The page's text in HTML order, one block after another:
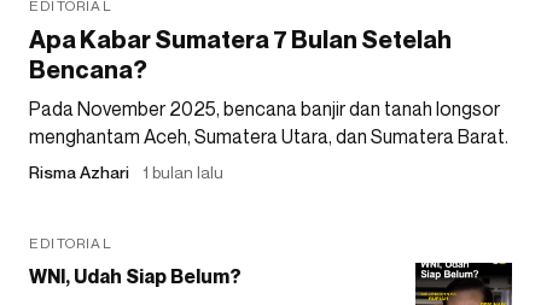
EDITORIAL
Apa Kabar Sumatera 7 Bulan Setelah
Bencana?
Pada November 2025, bencana banjir dan tanah longsor
menghantam Aceh, Sumatera Utara, dan Sumatera Barat.
Risma Azhari 1 bulan lalu
EDITORIAL
WNI, Udah Siap Belum?